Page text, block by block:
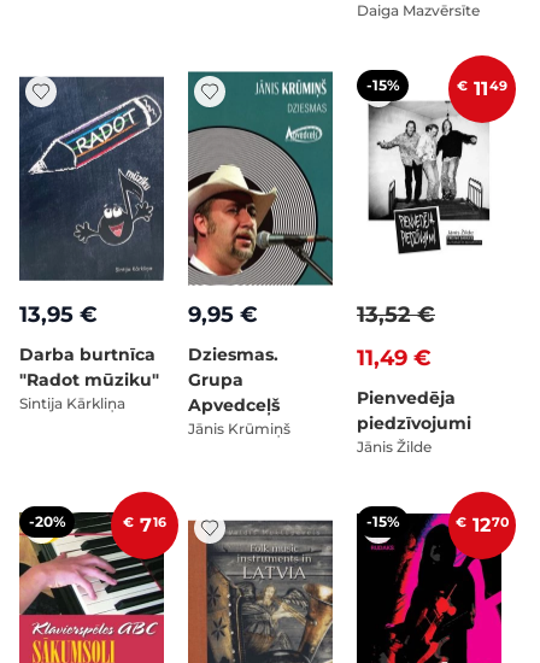
Daiga Mazvērsīte
13,95 €
Darba burtnīca
"Radot mūziku"
Sintija Kārkliņa
9,95 €
Dziesmas.
Grupa
Apvedceļš
Jānis Krūmiņš
-15% € 1149
11,49 €
13,52 €
Pienvedēja
piedzīvojumi
Jānis Žilde
-20% € 716 -15% € 1270